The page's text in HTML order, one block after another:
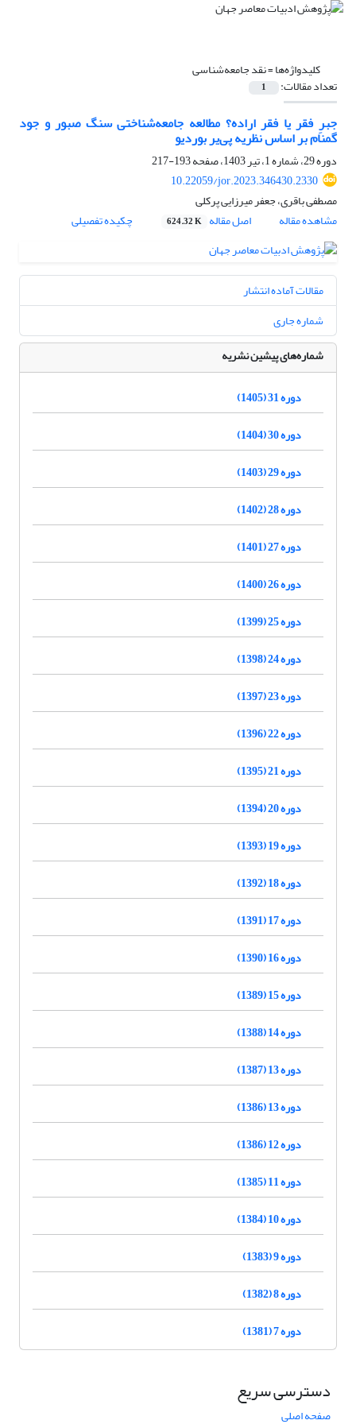
کلیدواژه‌ها =نقد جامعه‌شناسی
تعداد مقالات: 1
جبرِ فقر یا فقر اراده؟ مطالعه جامعه‌شناختی سنگ صبور و جود
گمنام بر اساس نظریه پی‌یر بوردیو
دوره 29، شماره 1، تیر 1403، صفحه
193-217
10.22059/jor.2023.346430.2330
مصطفی باقری، جعفر میرزایی پرکلی
مشاهده مقاله
اصل مقاله 624.32 K چکیده تفصیلی
مقالات آماده انتشار
شماره جاری
شماره‌های پیشین نشریه
دوره 31 (1405)
دوره 30 (1404)
دوره 29 (1403)
دوره 28 (1402)
دوره 27 (1401)
دوره 26 (1400)
دوره 25 (1399)
دوره 24 (1398)
دوره 23 (1397)
دوره 22 (1396)
دوره 21 (1395)
دوره 20 (1394)
دوره 19 (1393)
دوره 18 (1392)
دوره 17 (1391)
دوره 16 (1390)
دوره 15 (1389)
دوره 14 (1388)
دوره 13 (1387)
دوره 13 (1386)
دوره 12 (1386)
دوره 11 (1385)
دوره 10 (1384)
دوره 9 (1383)
دوره 8 (1382)
دوره 7 (1381)
دسترسی سریع
صفحه اصلی